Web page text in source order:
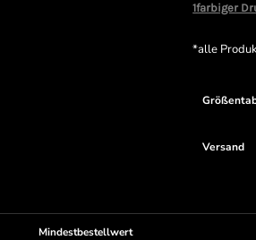
1farbiger
*alle
Versand
Mindestbestellwert